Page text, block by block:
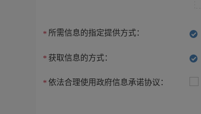
* 所需信息的指定提供方式：
* 获取信息的方式：
* 依法合理使用政府信息承诺协议：